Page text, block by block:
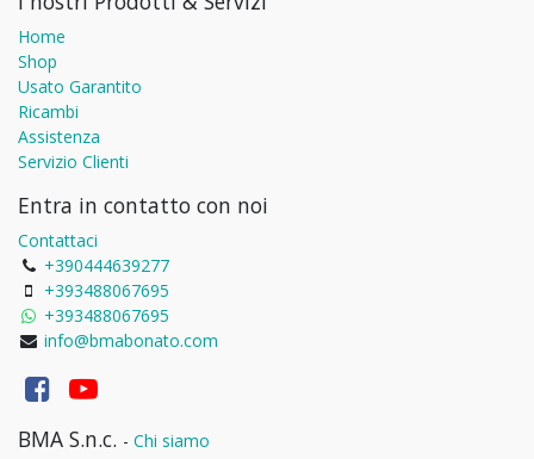
Home
Shop
Usato Garantito
Ricambi
Assistenza
Servizio Clienti
Entra in contatto con noi
Contattaci
+390444639277
+393488067695
+393488067695
info@bmabonato.com
BMA S.n.c. - Chi siamo